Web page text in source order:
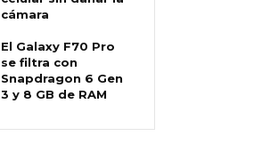
cámara
El Galaxy F70 Pro
se filtra con
Snapdragon 6 Gen
3 y 8 GB de RAM